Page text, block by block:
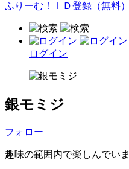
ふりーむ！ＩＤ登録（無料）
ログイン
銀モミジ
フォロー
趣味の範囲内で楽しんでい